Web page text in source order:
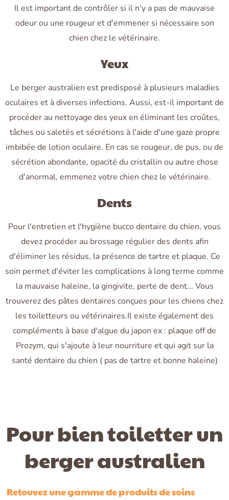
Il est important de contrôler si il n'y a pas de mauvaise
odeur ou une rougeur et d'emmener si nécessaire son
chien chez le vétérinaire.
Yeux
Le berger australien est predisposé à plusieurs maladies
oculaires et à diverses infections. Aussi, est-il important de
procéder au nettoyage des yeux en éliminant les croûtes,
tâches ou saletés et sécrétions à l'aide d'une gaze propre
imbibée de lotion oculaire. En cas se rougeur, de pus, ou de
sécrétion abondante, opacité du cristallin ou autre chose
d'anormal, emmenez votre chien chez le vétérinaire.
Dents
Pour l'entretien et l'hygiène bucco dentaire du chien, vous
devez procéder au brossage régulier des dents afin
d'éliminer les résidus, la présence de tartre et plaque. Ce
soin permet d'éviter les complications à long terme comme
la mauvaise haleine, la gingivite, perte de dent... Vous
trouverez des pâtes dentaires conçues pour les chiens chez
les toiletteurs ou vétérinaires.Il existe également des
compléments à base d'algue du japon ex : plaque off de
Prozym, qui s'ajoute à leur nourriture et qui agit sur la
santé dentaire du chien ( pas de tartre et bonne haleine)
Pour bien toiletter un
berger australien
Retouvez une gamme de produits de soins